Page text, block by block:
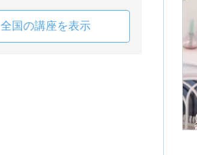
全国の講座を表示